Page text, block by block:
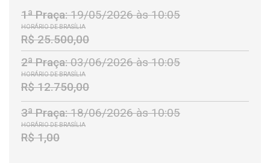
1ª Praça:19/05/2026 às 10:05
HORÁRIO DE BRASÍLIA
R$ 25.500,00
2ª Praça:03/06/2026 às 10:05
HORÁRIO DE BRASÍLIA
R$ 12.750,00
3ª Praça:18/06/2026 às 10:05
HORÁRIO DE BRASÍLIA
R$ 1,00